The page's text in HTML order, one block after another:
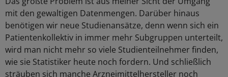
mit den gewaltigen Datenmengen. Darüber hinaus
benötigen wir neue Studienansätze, denn wenn sich ein
Patientenkollektiv in immer mehr Subgruppen unterteilt,
wird man nicht mehr so viele Studienteilnehmer finden,
wie sie Statistiker heute noch fordern. Und schließlich
sträuben sich manche Arzneimittelhersteller noch